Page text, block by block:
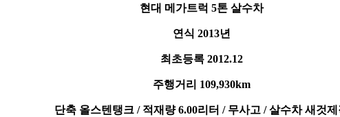
현대 메가트럭 5톤 살수차
연식 2013년
최초등록 2012.12
주행거리 109,930km
단축 올스텐탱크 / 적재량 6.00리터 / 무사고 / 살수차 새것